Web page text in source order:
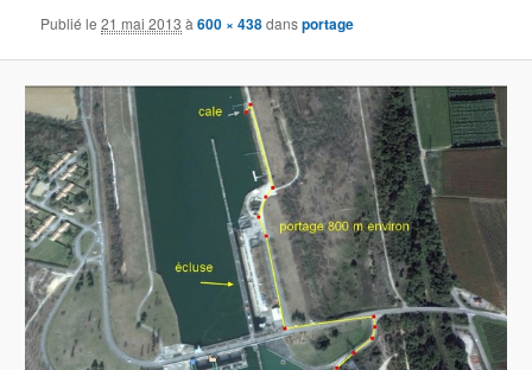
Publié le21 mai 2013 à600 × 438dansportage